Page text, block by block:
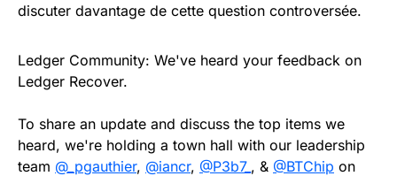
discuter davantage de cette question controversée.
Ledger Community: We've heard your feedback on
Ledger Recover.
To share an update and discuss the top items we
heard, we're holding a town hall with our leadership
team @_pgauthier, @iancr, @P3b7_ , & @BTChip on